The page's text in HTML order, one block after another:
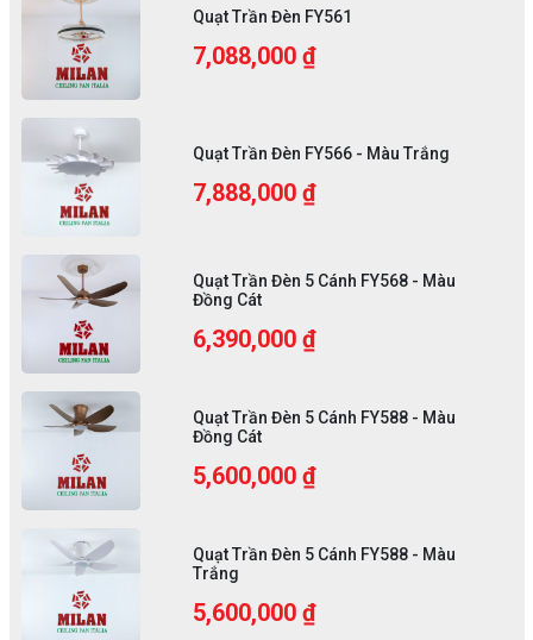
Quạt Trần Đèn FY561
7,088,000 ₫
Quạt Trần Đèn FY566 - Màu Trắng
7,888,000 ₫
Quạt Trần Đèn 5 Cánh FY568 - Màu
Đồng Cát
6,390,000 ₫
Quạt Trần Đèn 5 Cánh FY588 - Màu
Đồng Cát
5,600,000 ₫
Quạt Trần Đèn 5 Cánh FY588 - Màu
Trắng
5,600,000 ₫